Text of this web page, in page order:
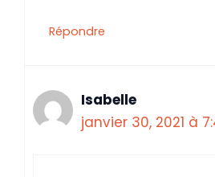
Répondre
Isabelle
janvier 30, 2021 à